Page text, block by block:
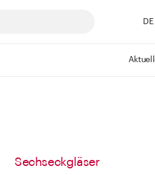
DE
Merkliste
Sechseckgläser